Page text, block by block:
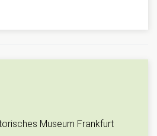
Museum Frankfurt